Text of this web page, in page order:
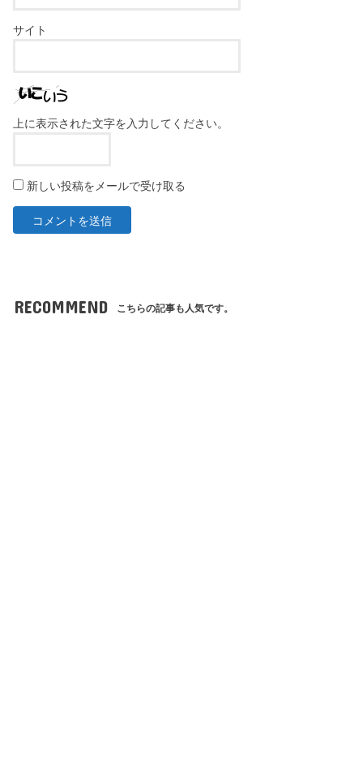
サイト
上に表示された文字を入力してください。
新しい投稿をメールで受け取る
RECOMMEND こちらの記事も人気です。